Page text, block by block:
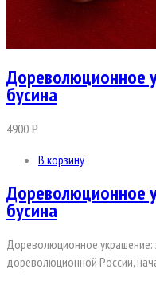
Дореволюционное
бусина
4900Р
В корзину
Дореволюционное
бусина
Дореволюционное
дореволюционной России,